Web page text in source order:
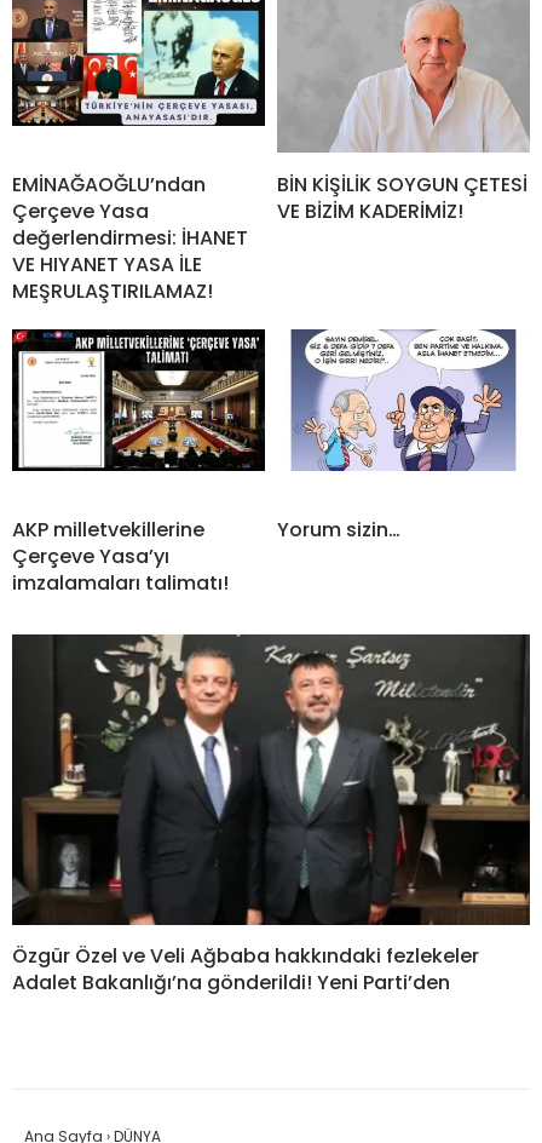
EMİNAĞAOĞLU’ndan
Çerçeve Yasa
değerlendirmesi: İHANET
VE HIYANET YASA İLE
MEŞRULAŞTIRILAMAZ!
BİN KİŞİLİK SOYGUN ÇETESİ
VE BİZİM KADERİMİZ!
AKP milletvekillerine
Çerçeve Yasa’yı
imzalamaları talimatı!
Yorum sizin…
Özgür Özel ve Veli Ağbaba hakkındaki fezlekeler
Adalet Bakanlığı’na gönderildi! Yeni Parti’den
Ana Sayfa ›DÜNYA